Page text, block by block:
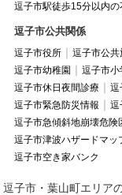
逗子市駅徒歩15分以内の
逗子市公共関係
逗子市役所 逗子市公共
逗子市幼稚園
逗子市小
逗子市休日夜間診療
逗
逗子市緊急防災情報
逗
逗子市急傾斜地崩壊危険
逗子市津波ハザードマッ
逗子市空き家バンク
逗子市・葉山町エリア